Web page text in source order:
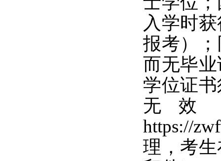
入学时
报考）
而无毕
学位证
无效
https://
理，考